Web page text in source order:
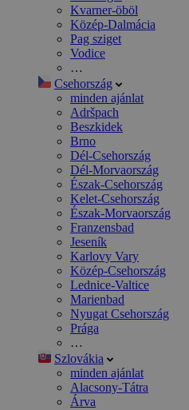
Kvarner-öböl
Közép-Dalmácia
Pag sziget
Vodice
…
Csehország
minden ajánlat
Adršpach
Beszkidek
Brno
Dél-Csehország
Dél-Morvaország
Észak-Csehország
Kelet-Csehország
Észak-Morvaország
Franzensbad
Jeseník
Karlovy Vary
Közép-Csehország
Lednice-Valtice
Marienbad
Nyugat Csehország
Prága
…
Szlovákia
minden ajánlat
Alacsony-Tátra
Árva